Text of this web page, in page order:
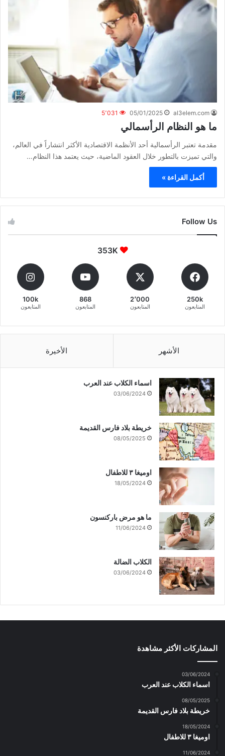
al3elem.com
05/01/2025 5٬031
ما هو النظام الرأسمالي
مقدمة تعتبر الرأسمالية أحد الأنظمة الاقتصادية الأكثر انتشاراً في العالم،
والتي تميزت بالتطور خلال العقود الماضية، حيث يعتمد هذا النظام…
أكمل القراءة »
Follow Us
353K
250k
المتابعون
2٬000
المتابعون
868
المتابعون
100k
المتابعون
الأشهر الأخيرة
اسماء الكلاب عند العرب
03/06/2024
خريطة بلاد فارس القديمة
08/05/2025
اوميغا ٣ للاطفال
18/05/2024
ما هو مرض باركنسون
11/06/2024
الكلاب الضالة
03/06/2024
المشاركات الأكثر مشاهدة
03/06/2024
اسماء الكلاب عند العرب
08/05/2025
خريطة بلاد فارس القديمة
18/05/2024
اوميغا ٣ للاطفال
11/06/2024